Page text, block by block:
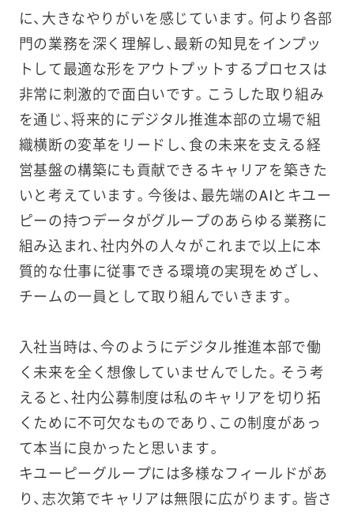
に、大きなやりがいを感じています。何より各部
門の業務を深く理解し、最新の知見をインプッ
トして最適な形をアウトプットするプロセスは
非常に刺激的で面白いです。こうした取り組み
を通じ、将来的にデジタル推進本部の立場で組
織横断の変革をリードし、食の未来を支える経
営基盤の構築にも貢献できるキャリアを築きた
いと考えています。今後は、最先端のAIとキユー
ピーの持つデータがグループのあらゆる業務に
組み込まれ、社内外の人々がこれまで以上に本
質的な仕事に従事できる環境の実現をめざし、
チームの一員として取り組んでいきます。
入社当時は、今のようにデジタル推進本部で働
く未来を全く想像していませんでした。そう考
えると、社内公募制度は私のキャリアを切り拓
くために不可欠なものであり、この制度があっ
て本当に良かったと思います。
キユーピーグループには多様なフィールドがあ
り、志次第でキャリアは無限に広がります。皆さ